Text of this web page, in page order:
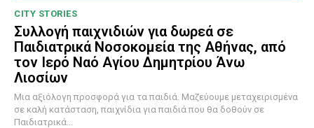
CITY STORIES
Συλλογή παιχνιδιών για δωρεά σε
Παιδιατρικά Νοσοκομεία της Αθήνας, από
τον Ιερό Ναό Αγίου Δημητρίου Άνω
Λιοσίων
Μια αξιόλογη προσφορά για τα παιδιά. Μαζεύουμε μεταχειρισμένα
σε καλή κατάσταση, παιχνίδια για παιδιά που θα δοθούν σε
Παιδιατρικά...